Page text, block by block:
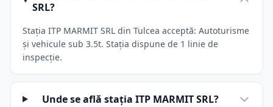
SRL?
Stația ITP MARMIT SRL din Tulcea acceptă: Autoturisme
și vehicule sub 3.5t. Stația dispune de 1 linie de
inspecție.
Unde se află stația ITP MARMIT SRL?